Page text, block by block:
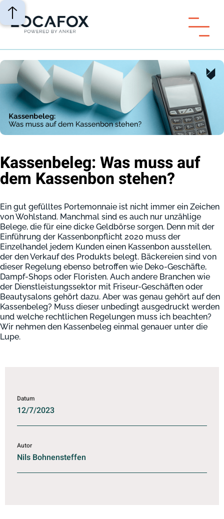
Kassenbeleg: Was muss auf
dem Kassenbon stehen?
Ein gut gefülltes Portemonnaie ist nicht immer ein Zeichen
von Wohlstand. Manchmal sind es auch nur unzählige
Belege, die für eine dicke Geldbörse sorgen. Denn mit der
Einführung der Kassenbonpflicht 2020 muss der
Einzelhandel jedem Kunden einen Kassenbon ausstellen,
der den Verkauf des Produkts belegt. Bäckereien sind von
dieser Regelung ebenso betroffen wie Deko-Geschäfte,
Dampf-Shops oder Floristen. Auch andere Branchen wie
der Dienstleistungssektor mit Friseur-Geschäften oder
Beautysalons gehört dazu. Aber was genau gehört auf den
Kassenbeleg? Muss dieser unbedingt ausgedruckt werden
und welche rechtlichen Regelungen muss ich beachten?
Wir nehmen den Kassenbeleg einmal genauer unter die
Lupe.
Datum
12/7/2023
Autor
Nils Bohnensteffen